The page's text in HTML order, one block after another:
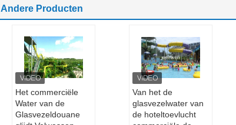
Andere Producten
Het commerciële
Water van de
Glasvezeldouane
Van het de
glasvezelwater van
de hoteltoevlucht